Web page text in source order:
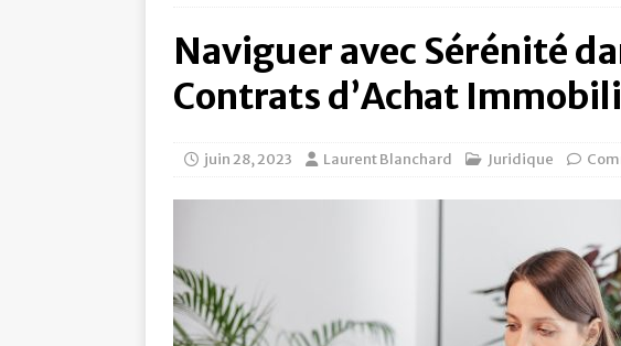
Naviguer avec Sérénité
Contrats d’Achat
juin 28, 2023 Laurent Blanchard Juridique